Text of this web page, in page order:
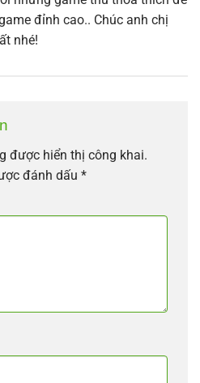
đỉnh cao.. Chúc anh chị
nhé!
được hiển thị công khai.
đánh dấu *